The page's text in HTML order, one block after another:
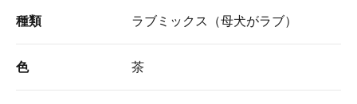
種類 ラブミックス（母犬がラブ）
色 茶